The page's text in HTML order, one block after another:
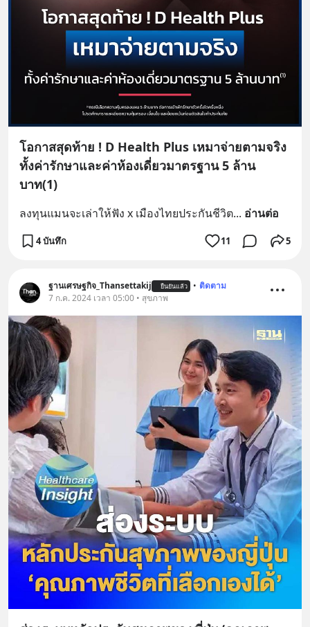
โอกาสสุดท้าย ! D Health Plus เหมาจ่ายตามจริง
ทั้งค่ารักษาและค่าห้องเดี่ยวมาตรฐาน 5 ล้าน
บาท(1)
ลงทุนแมนจะเล่าให้ฟัง x เมืองไทยประกันชีวิต... อ่านต่อ
4 บันทึก 11 5
ฐานเศรษฐกิจ_Thansettakij ยืนยันแล้ว • ติดตาม
7 ก.ค. 2024 เวลา 05:00 • สุขภาพ